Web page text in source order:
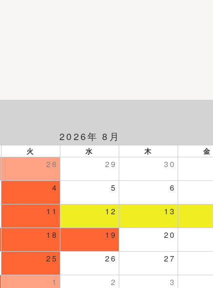
2026年 8月
火 水 木 金
28 29 30
4 5 6
11 12 13
18 19 20
25 26 27
1 2 3